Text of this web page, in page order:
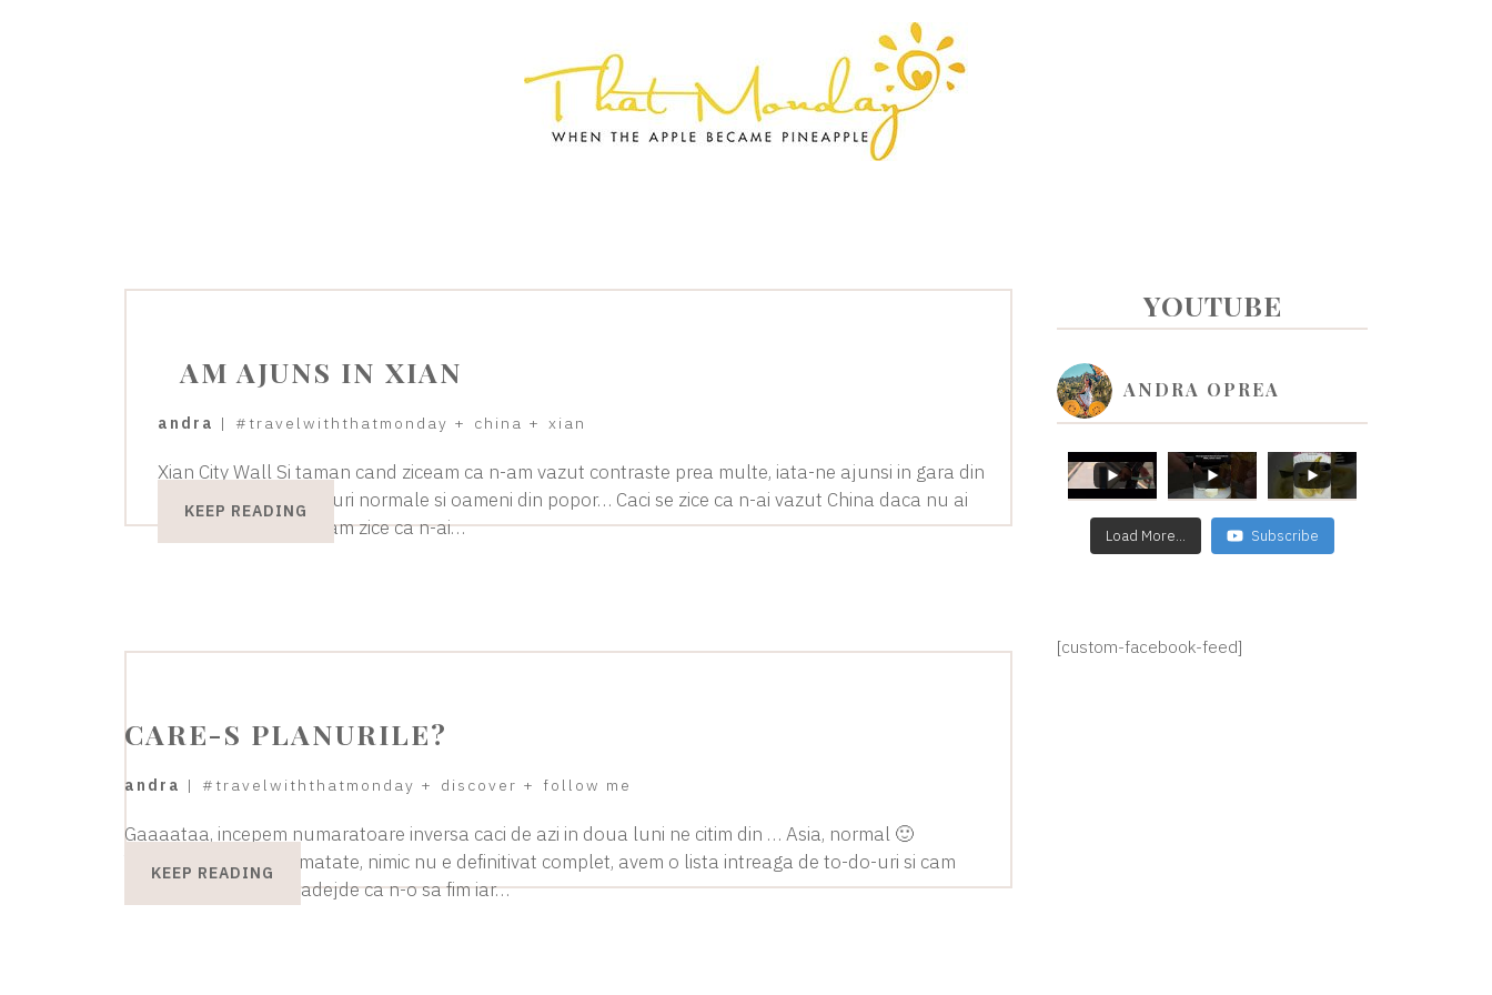
AM AJUNS IN XIAN
andra | #travelwiththatmonday + china + xian
Xian City Wall Si taman cand ziceam ca n-am vazut contraste prea multe, iata-ne ajunsi in gara din
Chengdu, aia cu trenuri normale si oameni din popor… Caci se zice ca n-ai vazut China daca nu ai
vizitat Xi’An-ul si noi am zice ca n-ai…
KEEP READING
CARE-S PLANURILE?
andra | #travelwiththatmonday + discover + follow me
Gaaaataa, incepem numaratoare inversa caci de azi in doua luni ne citim din … Asia, normal 🙂
Traseul e facut pe jumatate, nimic nu e definitivat complet, avem o lista intreaga de to-do-uri si cam
multe in gand. Trag nadejde ca n-o sa fim iar…
KEEP READING
PRIMARY
SIDEBAR
YOUTUBE
ANDRA OPREA
Load More... Subscribe
[custom-facebook-feed]